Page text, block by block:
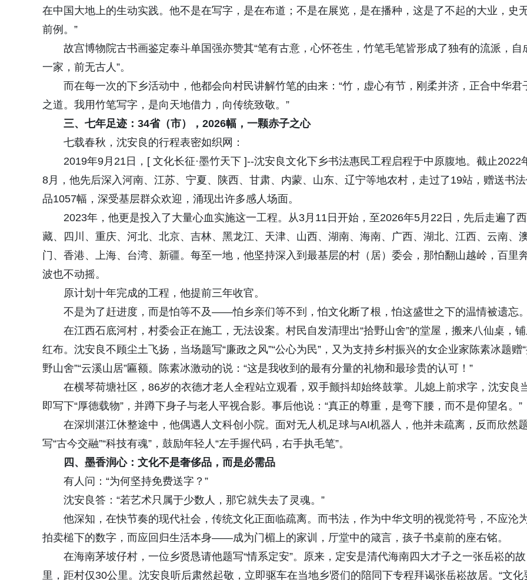
在中国大地上的生动实践。他不是在写字，是在布道；不是在展览，是在播种，这是了不起的大业，史
前例。”
故宫博物院古书画鉴定泰斗单国强亦赞其“笔有古意，心怀苍生，竹笔毛笔皆形成了独有的流派，自
一家，前无古人”。
而在每一次的下乡活动中，他都会向村民讲解竹笔的由来：“竹，虚心有节，刚柔并济，正合中华君
之道。我用竹笔写字，是向天地借力，向传统致敬。”
三、七年足迹：34省（市）
，2026幅，一颗赤子之心
七载春秋，沈安良的行程表密如织网：
2019年9月21日，[ 文化长征·墨竹天下 ]--沈安良文化下乡书法惠民工程启程于中原腹地。截止2022
8月，他先后深入河南、江苏、宁夏、陕西、甘肃、内蒙、山东、辽宁等地农村，走过了19站，赠送书
品1057幅，深受基层群众欢迎，涌现出许多感人场面。
2023年，他更是投入了大量心血实施这一工程。从3月11日开始，至2026年5月22日，先后走遍了西
藏、四川、重庆、河北、北京、吉林、黑龙江、天津、山西、湖南、海南、广西、湖北、江西、云南、
门、香港、上海、台湾、新疆。每至一地，他坚持深入到最基层的村（居）委会，那怕翻山越岭，百里
波也不动摇。
原计划十年完成的工程，他提前三年收官。
不是为了赶进度，而是怕等不及——怕乡亲们等不到，怕文化断了根，怕这盛世之下的温情被遗忘。
在江西石底河村，村委会正在施工，无法设案。村民自发清理出“拾野山舍”的堂屋，搬来八仙桌，
红布。沈安良不顾尘土飞扬，当场题写“廉政之风”“公心为民”，又为支持乡村振兴的女企业家陈素冰题赠
野山舍”“云溪山居”匾额。陈素冰激动的说：“这是我收到的最有分量的礼物和最珍贵的认可！”
在横琴荷塘社区，86岁的衣德才老人全程站立观看，双手颤抖却始终鼓掌。儿媳上前求字，沈安良
即写下“厚德载物”，并蹲下身子与老人平视合影。事后他说：“真正的尊重，是弯下腰，而不是仰望名。”
在深圳湛江休整途中，他偶遇人文科创小院。面对无人机足球与AI机器人，他并未疏离，反而欣然
写“古今交融”“科技有魂”，鼓励年轻人“左手握代码，右手执毛笔”。
四、墨香润心：文化不是奢侈品，而是必需品
有人问：“为何坚持免费送字？”
沈安良答：“若艺术只属于少数人，那它就失去了灵魂。”
他深知，在快节奏的现代社会，传统文化正面临疏离。而书法，作为中华文明的视觉符号，不应沦
拍卖槌下的数字，而应回归生活本身——成为门楣上的家训，厅堂中的箴言，孩子书桌前的座右铭。
在海南茅坡仔村，一位乡贤恳请他题写“情系定安”。原来，定安是清代海南四大才子之一张岳崧的故
里，距村仅30公里。沈安良听后肃然起敬，立即驱车在当地乡贤们的陪同下专程拜谒张岳崧故居。“文化